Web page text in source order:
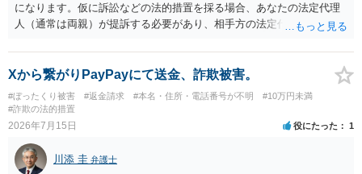
になります。仮に訴訟などの法的措置を採る場合、あなたの法定代理
人（通常は両親）が提訴する必要があり、相手方の法定代理人（通常
話し合いで解決した方がよい問題だと思います。
Xから繋がりPayPayにて送金、詐欺被害。
#ぼったくり被害 #返金請求 #本名・住所・電話番号が不明
#10万円未満
#詐欺の法的措置
2026年7月15日 役にたった 1
川添 圭 弁護士